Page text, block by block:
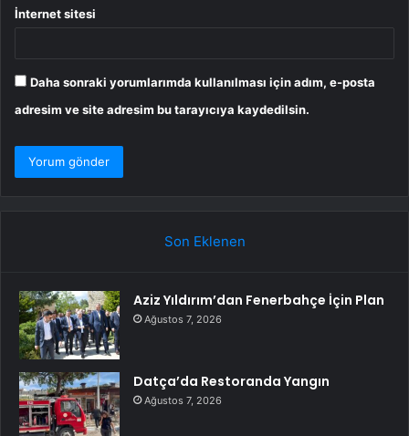
İnternet sitesi
Daha sonraki yorumlarımda kullanılması için adım, e-posta
adresim ve site adresim bu tarayıcıya kaydedilsin.
Son Eklenen
Aziz Yıldırım’dan Fenerbahçe İçin Plan
Ağustos 7, 2026
Datça’da Restoranda Yangın
Ağustos 7, 2026